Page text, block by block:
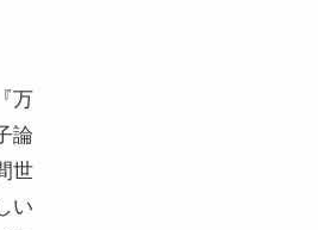
万
論
世
い